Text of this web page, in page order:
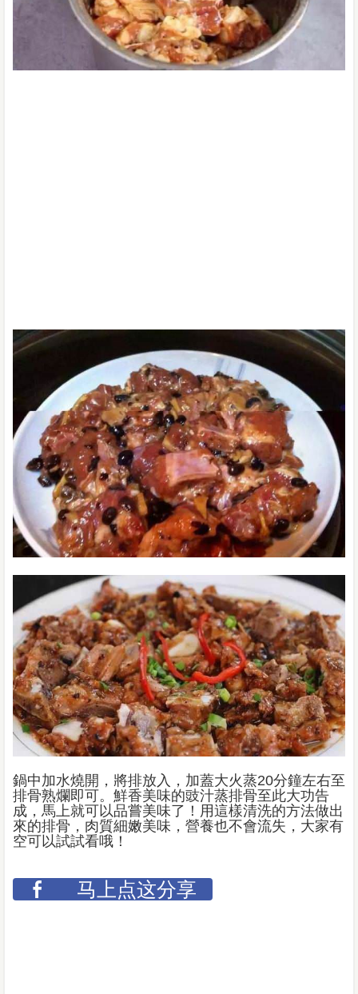
鍋中加水燒開，將排放入，加蓋大火蒸20分鐘左右至
排骨熟爛即可。鮮香美味的豉汁蒸排骨至此大功告
成，馬上就可以品嘗美味了！用這樣清洗的方法做出
來的排骨，肉質細嫩美味，營養也不會流失，大家有
空可以試試看哦！
马上点这分享